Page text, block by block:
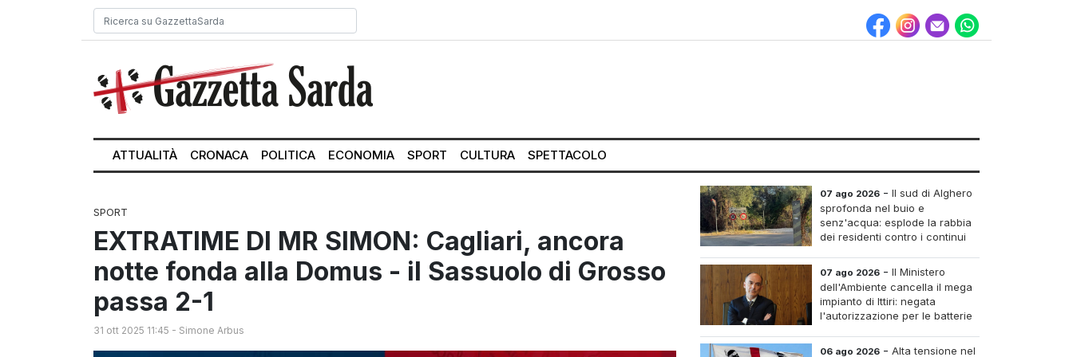
ATTUALITÀ CRONACA POLITICA ECONOMIA SPORT CULTURA SPETTACOLO
SPORT
EXTRATIME DI MR SIMON: Cagliari, ancora
notte fonda alla Domus - il Sassuolo di Grosso
passa 2-1
31 ott 2025 11:45 - Simone Arbus
07 ago 2026 - Il sud di Alghero
sprofonda nel buio e
senz'acqua: esplode la rabbia
dei residenti contro i continui
07 ago 2026 - Il Ministero
dell'Ambiente cancella il mega
impianto di Ittiri: negata
l'autorizzazione per le batterie
06 ago 2026 - Alta tensione nel